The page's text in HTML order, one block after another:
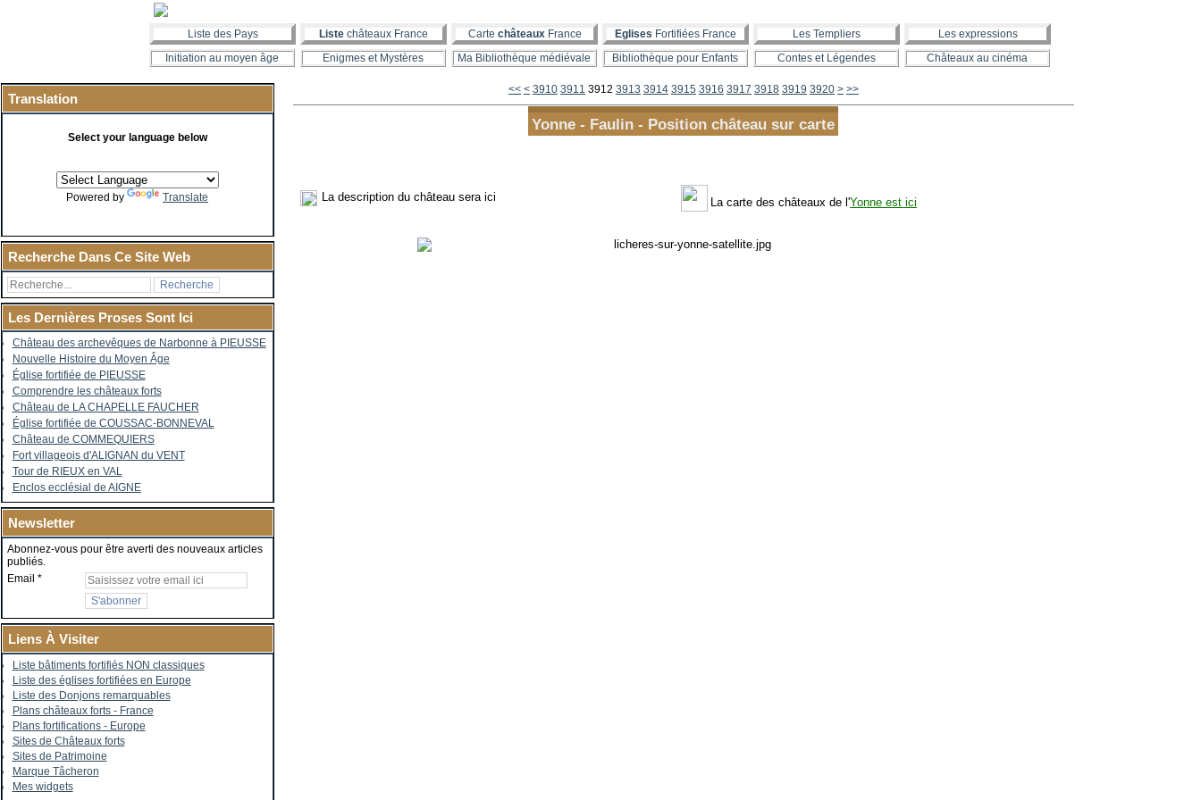
Liste des Pays Liste châteaux France Carte châteauxFrance Eglises Fortifiées France Les Templiers
Les expressions
Initiation au moyen âge
Enigmes et Mystères Ma Bibliothèque médiévale Bibliothèque pour Enfants Contes et Légendes Châteaux au cinéma
Translation
Select your language below
Powered by Translate
Recherche Dans Ce Site Web
Les Dernières Proses Sont Ici
Château des archevêques de Narbonne à PIEUSSE
Nouvelle Histoire du Moyen Âge
Église fortifiée de PIEUSSE
Comprendre les châteaux forts
Château de LA CHAPELLE FAUCHER
Église fortifiée de COUSSAC-BONNEVAL
Château de COMMEQUIERS
Fort villageois d'ALIGNAN du VENT
Tour de RIEUX en VAL
Enclos ecclésial de AIGNE
Newsletter
Abonnez-vous pour être averti des nouveaux articles
publiés.
Email
Liens À Visiter
Liste bâtiments fortifiés NON classiques
Liste des églises fortifiées en Europe
Liste des Donjons remarquables
Plans châteaux forts - France
Plans fortifications - Europe
Sites de Châteaux forts
Sites de Patrimoine
Marque Tâcheron
Mes widgets
<< < 3900
3910 3911 3912 3913 3914 3915 3916 3917 3918 3919 3920 3930
3940
3950
3960
3970
3980
3990
4000
4100
4200
4300
4400
4500
4600
4700
4800
4900
5000
5100
5200
5300
5400
5500
5600
> >>
Yonne - Faulin - Position château sur carte
La description du château sera ici La carte des châteaux de l'Yonne est ici